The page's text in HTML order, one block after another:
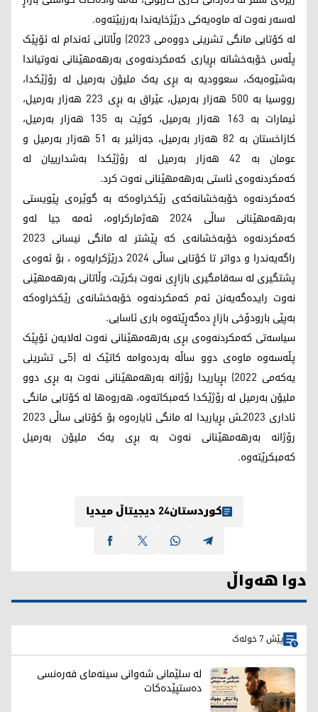
لەسەر نەوت لە ماوەیەکی درێژخایەندا بەرزبێتەوە.
لە کۆتایی مانگی تشرینی دووەمی 2023) وڵاتانی ئەندام لە ئۆپێک
پڵەس خۆبەخشانە بڕیاری کەمکردنەوەی بەرهەمهێنانی نەوتیاندا
بەشێوەیەک، سعوودیە بە بڕی یەک ملیۆن بەرمیل لە رۆژێکدا،
رووسیا بە 500 هەزار بەرمیل، عێراق بە بڕی 223 هەزار بەرمیل،
ئیمارات بە 163 هەزار بەرمیل، کوێت بە 135 هەزار بەرمیل،
کازاخستان بە 82 هەزار بەرمیل، جەزائیر بە 51 هەزار بەرمیل و
عومان بە 42 هەزار بەرمیل لە رۆژێکدا بەشدارییان لە
کەمکردنەوەی ئاستی بەرهەمهێنانی نەوت کرد.
کەمکردنەوە خۆبەخشانەکەی رێکخراوەکە بە گوێرەی پێویستی
بەرهەمهێنانی ساڵی 2024 هەژمارکراوە، ئەمە جیا لەو
کەمکردنەوە خۆبەخشانەی کە پێشتر لە مانگی نیسانی 2023
راگەیەندرا و دواتر تا کۆتایی ساڵی 2024 درێژکرایەوە ، بۆ ئەوەی
پشتگیری لە سەقامگیری بازاڕی نەوت بکرێت، وڵاتانی بەرهەمهێنی
نەوت رایدەگەیەنن ئەم کەمکردنەوە خۆبەخشانەی رێکخراوەکە
بەپێی بارودۆخی بازاڕ دەگەڕێتەوە باری ئاسایی.
سیاسەتی کەمکردنەوەی بڕی بەرهەمهێنانی نەوت لەلایەن ئۆپێک
پڵەسەوە ماوەی دوو ساڵە بەردەوامە کاتێک لە (5ـی تشرینی
یەکەمی 2022) بڕیاریدا رۆژانە بەرهەمهێنانی نەوت بە بڕی دوو
ملیۆن بەرمیل لە رۆژێکدا کەمبکاتەوە، هەروەها لە کۆتایی مانگی
ئاداری 2023ـش بڕیاریدا لە مانگی ئایارەوە بۆ کۆتایی ساڵی 2023
رۆژانە بەرهەمهێنانی نەوت بە بڕی یەک ملیۆن بەرمیل
کەمبکرێتەوە.
کوردستان24 دیجیتاڵ میدیا
دوا هەواڵ
پێش 7 خولەک
لە سلێمانی شەوانی سینەمای فەرەنسی
دەستپێدەکات